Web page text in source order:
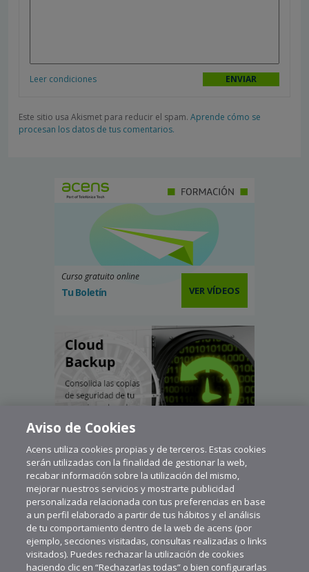
Leer condiciones
Este sitio usa Akismet para reducir el spam. Aprende cómo se
procesan los datos de tus comentarios.
Curso gratuito online
Tu Boletín VER VÍDEOS
Aviso de Cookies
Acens utiliza cookies propias y de terceros. Estas cookies
serán utilizadas con la finalidad de gestionar la web,
recabar información sobre la utilización del mismo,
mejorar nuestros servicios y mostrarte publicidad
personalizada relacionada con tus preferencias en base
a un perfil elaborado a partir de tus hábitos y el análisis
de tu comportamiento dentro de la web de acens (por
ejemplo, secciones visitadas, consultas realizadas o links
visitados). Puedes rechazar la utilización de cookies
haciendo clic en “Rechazarlas todas” o bien configurarlas